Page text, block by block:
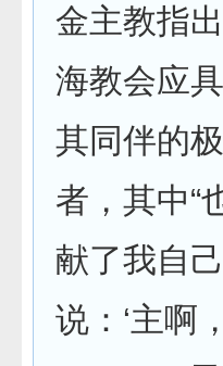
金主教指
海教会应
其同伴的
者，其中“
献了我自
说：‘主啊